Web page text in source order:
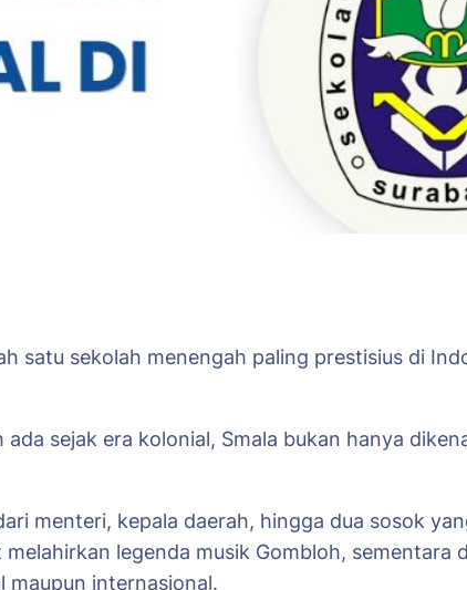
satu sekolah menengah paling prestisius di
sejak era kolonial, Smala bukan hanya
menteri, kepala daerah, hingga dua sosok
legenda musik Gombloh, sementara
maupun internasional.